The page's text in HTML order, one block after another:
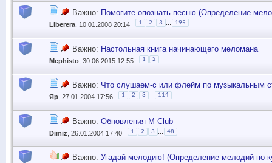
Важно: Помогите опознать песню (Определение
Liberera , 10.01.2008 20:14 1 2 3 195
Важно: Настольная книга начинающего меломана
Mephisto , 30.06.2015 12:55 1 2
Важно: Что слушаем-с или флейм по музыкальным
Яр , 27.01.2004 17:56 1 2 3 114
Важно: Обновления M-Club
Dimiz , 26.01.2004 17:40 1 2 3 48
Важно: Угадай мелодию! (Определение мелодий по